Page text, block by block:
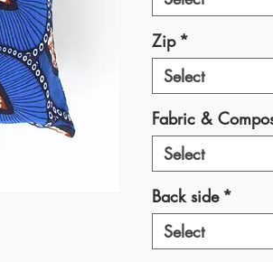
Zip *
Select
Fabric &
Select
Back side *
Select